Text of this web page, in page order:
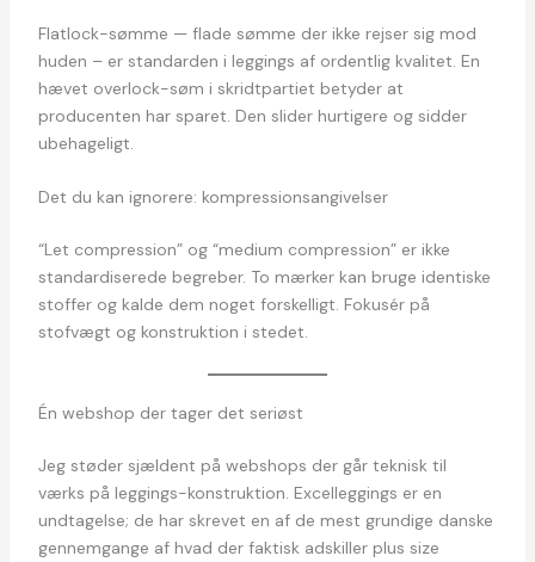
Flatlock-sømme — flade sømme der ikke rejser sig mod
huden – er standarden i leggings af ordentlig kvalitet. En
hævet overlock-søm i skridtpartiet betyder at
producenten har sparet. Den slider hurtigere og sidder
ubehageligt.
Det du kan ignorere: kompressionsangivelser
“Let compression” og “medium compression” er ikke
standardiserede begreber. To mærker kan bruge identiske
stoffer og kalde dem noget forskelligt. Fokusér på
stofvægt og konstruktion i stedet.
Én webshop der tager det seriøst
Jeg støder sjældent på webshops der går teknisk til
værks på leggings-konstruktion. Excelleggings er en
undtagelse; de har skrevet en af de mest grundige danske
gennemgange af hvad der faktisk adskiller plus size